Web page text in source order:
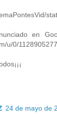
en
u/0/
24 de mayo de